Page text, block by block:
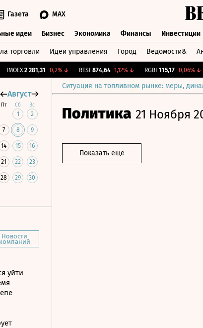
Газета MAX
идеи Бизнес Экономика Финансы Инвестиции
торговли Идеи управления Город Ведомости&
IMOEX 2 281,31 -0,2%↓ RTSI 874,64 -1,12%↓ RGBI 115,17 -0,06%↓
Ситуация на топливном рынке: меры,
Август
Пт Сб Вс
1 2
7 8 9
14 15 16
21 22 23
28 29 30
Новости
компаний
уйти
Политика 21 Ноября
Показать еще